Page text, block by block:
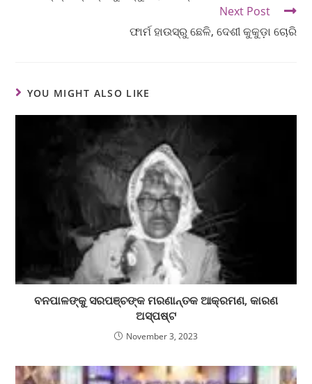
Next Post
ଫାର୍ମ ହାଉସ୍‌ରୁ ଛେଳି, ଦେଶୀ କୁକୁଡ଼ା ଚୋରି
YOU MIGHT ALSO LIKE
ବନପାଳଙ୍କୁ ସରପଞ୍ଚଙ୍କ ମରଣାନ୍ତକ ଆକ୍ରମଣ, କାରଣ
ଅସ୍ପଷ୍ଟ
November 3, 2023